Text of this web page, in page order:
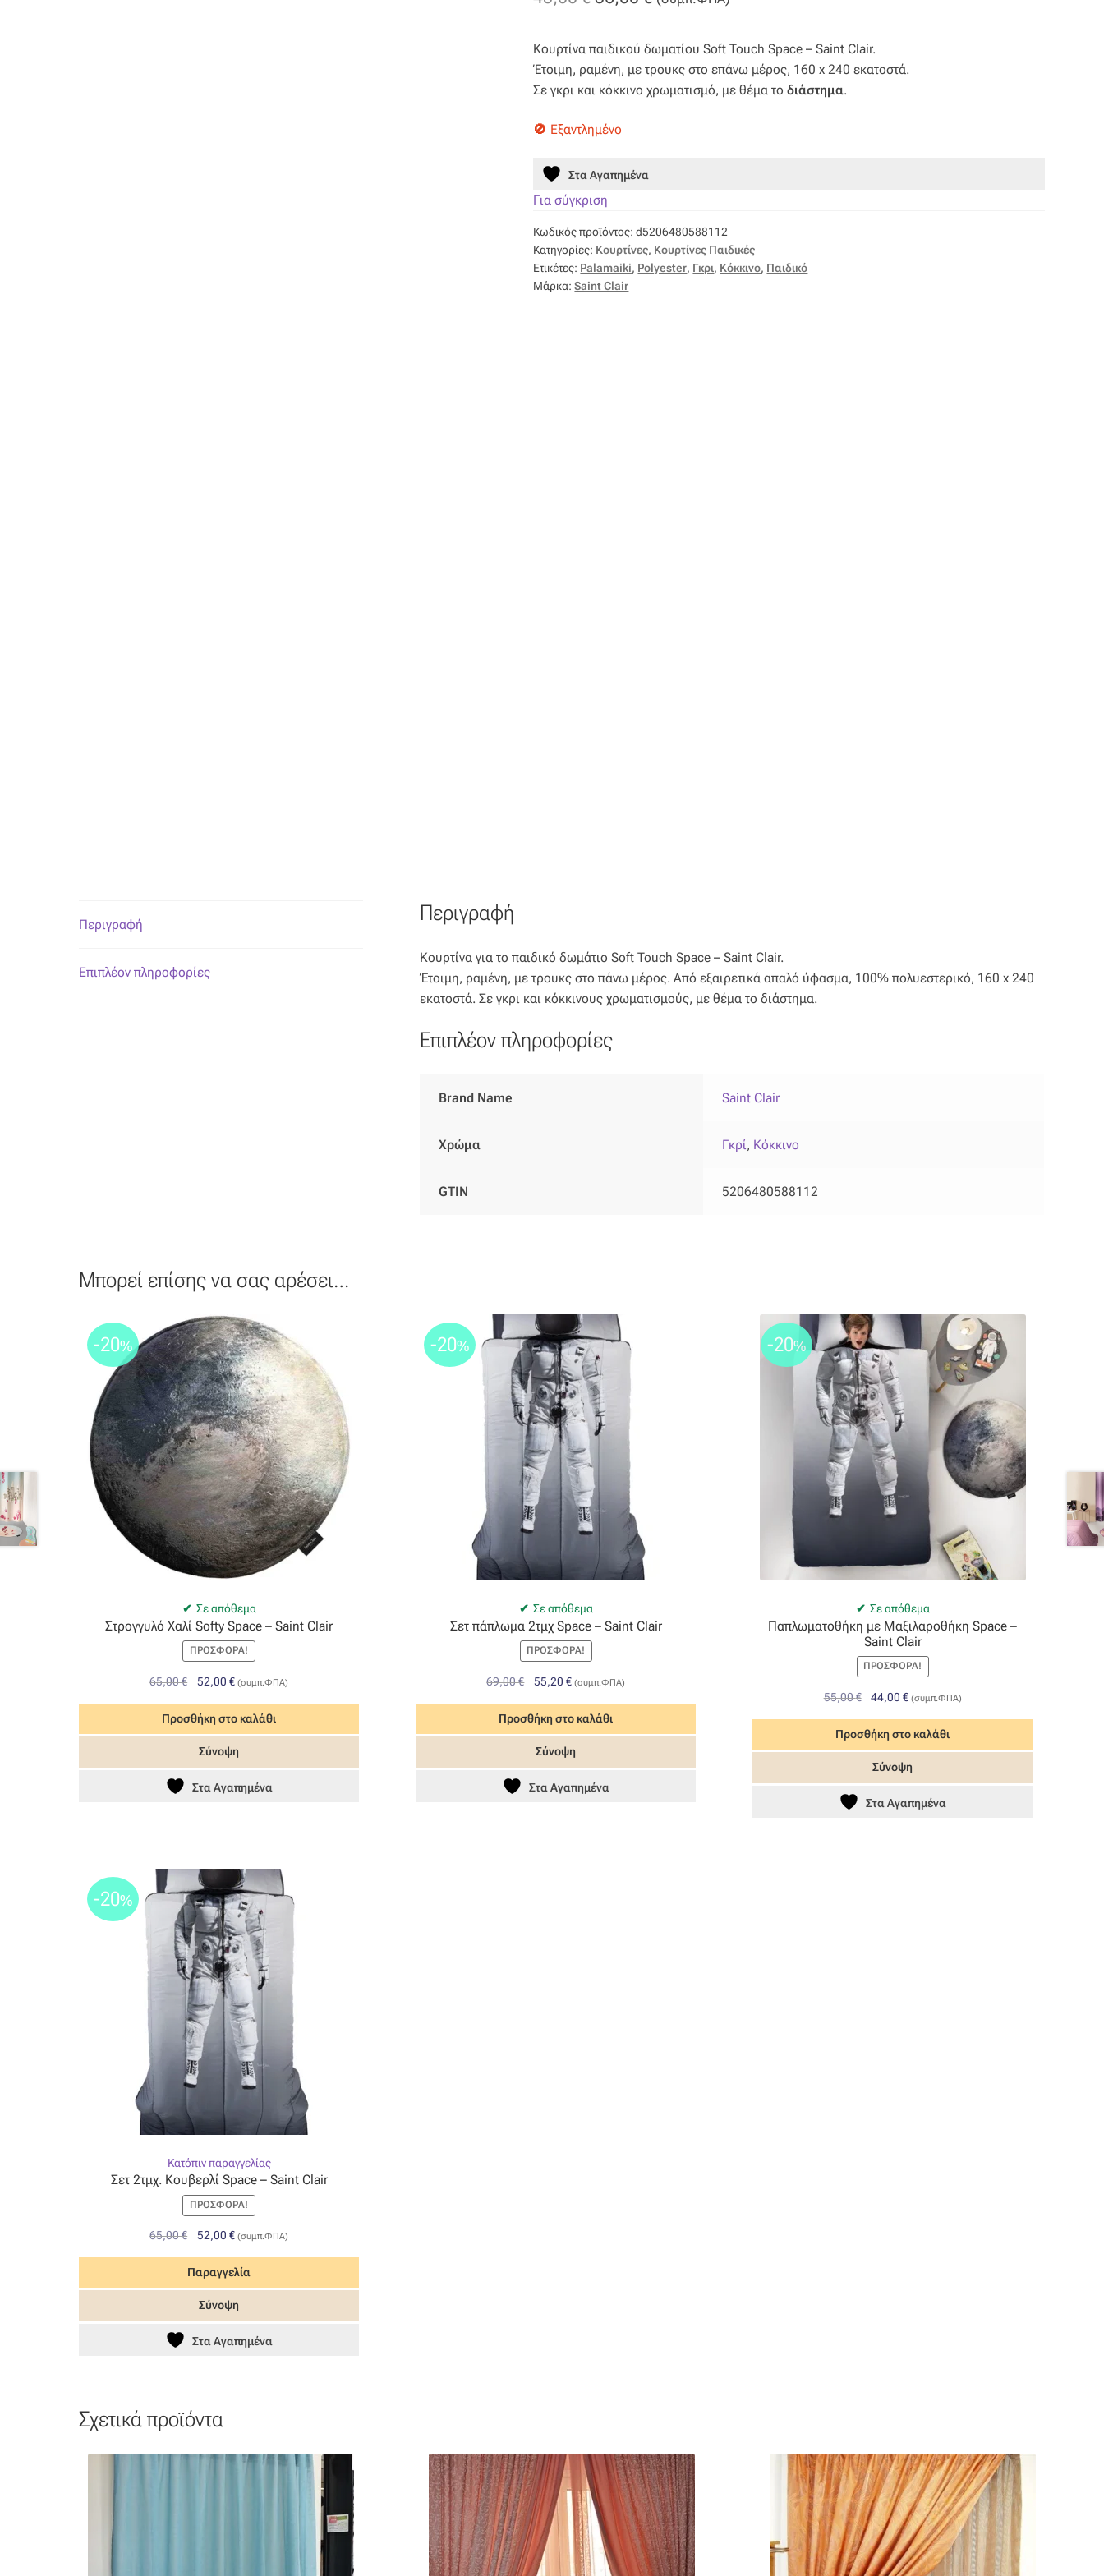
was:
45,00 €.
τιμή
είναι:
Κουρτίνα παιδικού δωματίου Soft Touch Space – Saint Clair.
Έτοιμη, ραμένη, με τρουκς στο επάνω μέρος, 160 x 240 εκατοστά.
Σε γκρι και κόκκινο χρωματισμό, με θέμα τοδιάστημα.
Εξαντλημένο
Στα Αγαπημένα
Για σύγκριση
Κωδικός προϊόντος:d5206480588112
Κατηγορίες: Κουρτίνες, Κουρτίνες Παιδικές
Ετικέτες: Palamaiki, Polyester, Γκρι, Κόκκινο, Παιδικό
Μάρκα:Saint Clair
Περιγραφή
Επιπλέον πληροφορίες
Περιγραφή
Κουρτίνα για το παιδικό δωμάτιο Soft Touch Space – Saint Clair.
Έτοιμη, ραμένη, με τρουκς στο πάνω μέρος. Από εξαιρετικά απαλό ύφασμα, 100% πολυεστερικό, 160 x 240
εκατοστά. Σε γκρι και κόκκινους χρωματισμούς, με θέμα το διάστημα.
Επιπλέον πληροφορίες
Brand Name Saint Clair
Χρώμα Γκρί, Κόκκινο
GTIN 5206480588112
Μπορεί επίσης να σας αρέσει…
Σε απόθεμα
-20%
Στρογγυλό Χαλί Softy Space – Saint Clair
ΠΡΟΣΦΟΡΆ!
65,00€
Original
was:
65,00 €.
52,00 €Η
τιμή
είναι:
52,00 €.
(συμπ.ΦΠΑ)
Προσθήκη στο καλάθι
Σύνοψη
Στα Αγαπημένα
Σε απόθεμα
-20%
Σετ πάπλωμα 2τμχ Space – Saint Clair
ΠΡΟΣΦΟΡΆ!
69,00€
Original
was:
69,00 €.
55,20€Η
τιμή
είναι:
55,20 €.
(συμπ.ΦΠΑ)
Προσθήκη στο καλάθι
Σύνοψη
Στα Αγαπημένα
Σε απόθεμα
-20%
Παπλωματοθήκη με Μαξιλαροθήκη Space –
Saint Clair
ΠΡΟΣΦΟΡΆ!
55,00€
Original
was:
55,00 €.
44,00€Η
τιμή
είναι:
44,00 €.
(συμπ.ΦΠΑ)
Προσθήκη στο καλάθι
Σύνοψη
Στα Αγαπημένα
Κατόπιν παραγγελίας
-20%
Σετ 2τμχ. Κουβερλί Space – Saint Clair
ΠΡΟΣΦΟΡΆ!
65,00€
Original
was:
65,00 €.
52,00 €Η
τιμή
είναι:
52,00 €.
(συμπ.ΦΠΑ)
Παραγγελία
Σύνοψη
Στα Αγαπημένα
Σχετικά προϊόντα